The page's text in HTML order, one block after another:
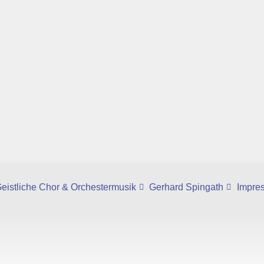
Chor & Orchestermusik Gerhard Spingath